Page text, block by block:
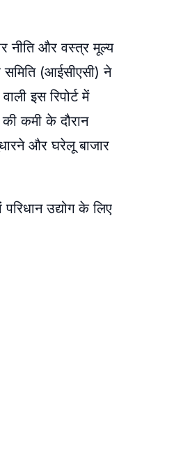
नीति और वस्त्र मूल्य
समिति (आईसीएसी) ने
इस रिपोर्ट में
कमी के दौरान
और घरेलू बाजार
उद्योग के लिए